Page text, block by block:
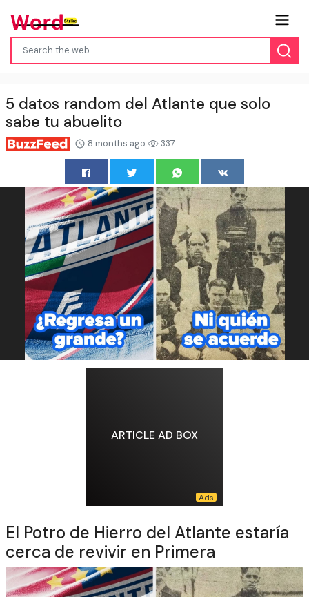
5 datos random del Atlante que solo
sabe tu abuelito
8 months ago 337
ARTICLE AD BOX
El Potro de Hierro del Atlante estaría
cerca de revivir en Primera